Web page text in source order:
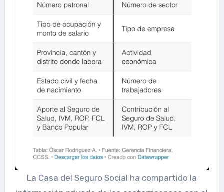
La Casa del Seguro Social ha compartido la